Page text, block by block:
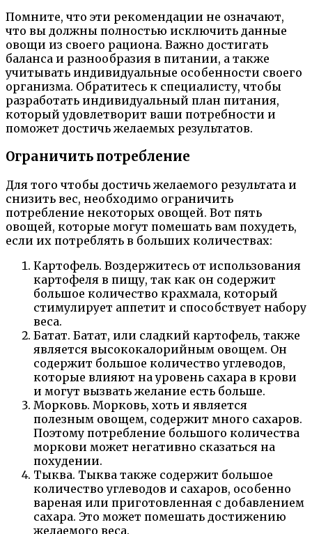
Помните, что эти рекомендации не означают,
что вы должны полностью исключить данные
овощи из своего рациона. Важно достигать
баланса и разнообразия в питании, а также
учитывать индивидуальные особенности своего
организма. Обратитесь к специалисту, чтобы
разработать индивидуальный план питания,
который удовлетворит ваши потребности и
поможет достичь желаемых результатов.
Ограничить потребление
Для того чтобы достичь желаемого результата и
снизить вес, необходимо ограничить
потребление некоторых овощей. Вот пять
овощей, которые могут помешать вам похудеть,
если их потреблять в больших количествах:
Картофель. Воздержитесь от использования
картофеля в пищу, так как он содержит
большое количество крахмала, который
стимулирует аппетит и способствует набору
веса.
Батат. Батат, или сладкий картофель, также
является высококалорийным овощем. Он
содержит большое количество углеводов,
которые влияют на уровень сахара в крови
и могут вызвать желание есть больше.
Морковь. Морковь, хоть и является
полезным овощем, содержит много сахаров.
Поэтому потребление большого количества
моркови может негативно сказаться на
похудении.
Тыква. Тыква также содержит большое
количество углеводов и сахаров, особенно
вареная или приготовленная с добавлением
сахара. Это может помешать достижению
желаемого веса.